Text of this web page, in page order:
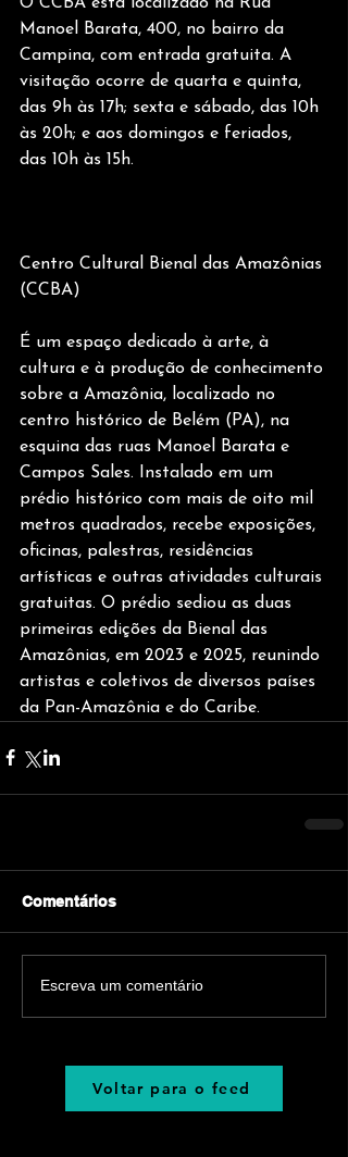
Manoel Barata, 400, no bairro da
Campina, com entrada gratuita. A
visitação ocorre de quarta e quinta,
das 9h às 17h; sexta e sábado, das 10h
às 20h; e aos domingos e feriados,
das 10h às 15h.
Centro Cultural Bienal das Amazônias
(CCBA)
É um espaço dedicado à arte, à
cultura e à produção de conhecimento
sobre a Amazônia, localizado no
centro histórico de Belém (PA), na
esquina das ruas Manoel Barata e
Campos Sales. Instalado em um
prédio histórico com mais de oito mil
metros quadrados, recebe exposições,
oficinas, palestras, residências
artísticas e outras atividades culturais
gratuitas. O prédio sediou as duas
primeiras edições da Bienal das
Amazônias, em 2023 e 2025, reunindo
artistas e coletivos de diversos países
da Pan-Amazônia e do Caribe.
Comentários
Escreva um comentário
Voltar para o feed